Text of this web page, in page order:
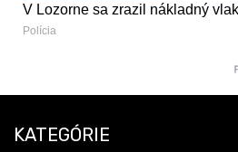
V Lozorne sa zrazil nákladný
Polícia
KATEGÓRIE